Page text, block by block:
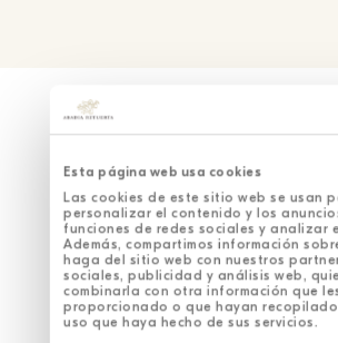
Esta página web usa cookies
Las cookies de este sitio web se usan
personalizar el contenido y los
funciones de redes sociales y analizar
Además, compartimos información
haga del sitio web con nuestros
sociales, publicidad y análisis web,
combinarla con otra información que
proporcionado o que hayan
uso que haya hecho de sus servicios.
HOTEL
WINZEREI
GASTRONOMIE
SANTUARIO WELLNESS
EINZIGARTIGE